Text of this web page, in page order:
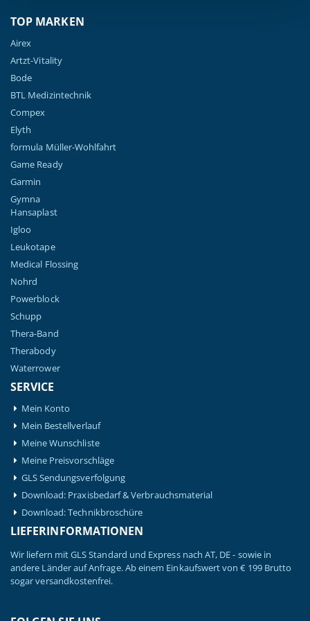
TOP MARKEN
Airex
Artzt-Vitality
Bode
BTL Medizintechnik
Compex
Elyth
formula Müller-Wohlfahrt
Game Ready
Garmin
Gymna
Hansaplast
Igloo
Leukotape
Medical Flossing
Nohrd
Powerblock
Schupp
Thera-Band
Therabody
Waterrower
SERVICE
Mein Konto
Mein Bestellverlauf
Meine Wunschliste
Meine Preisvorschläge
GLS Sendungsverfolgung
Download: Praxisbedarf & Verbrauchsmaterial
Download: Technikbroschüre
LIEFERINFORMATIONEN
Wir liefern mit GLS Standard und Express nach AT, DE - sowie in
andere Länder auf Anfrage. Ab einem Einkaufswert von € 199 Brutto
sogar versandkostenfrei.